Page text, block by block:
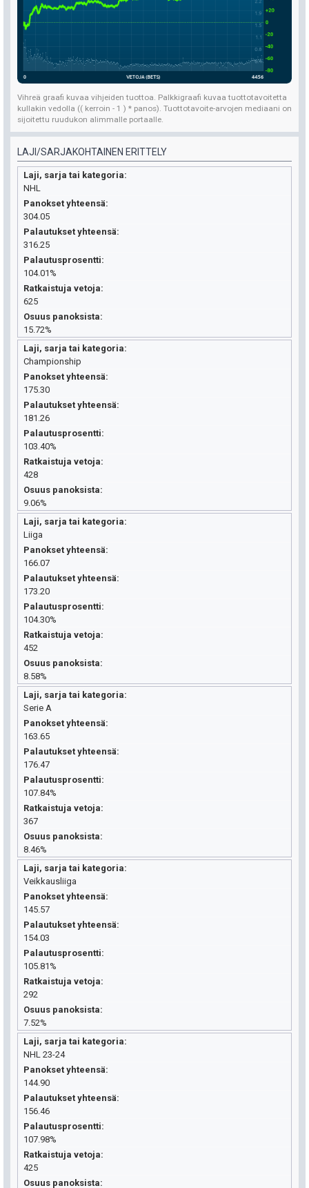
Vihreä graafi kuvaa vihjeiden tuottoa. Palkkigraafi kuvaa tuottotavoitetta
kullakin vedolla (( kerroin - 1 ) * panos). Tuottotavoite-arvojen mediaani on
sijoitettu ruudukon alimmalle portaalle.
LAJI/SARJAKOHTAINEN ERITTELY
Laji, sarja tai kategoria
NHL
Panokset yhteensä
304.05
Palautukset yhteensä
316.25
Palautusprosentti
104.01%
Ratkaistuja vetoja
625
Osuus panoksista
15.72%
Laji, sarja tai kategoria
Championship
Panokset yhteensä
175.30
Palautukset yhteensä
181.26
Palautusprosentti
103.40%
Ratkaistuja vetoja
428
Osuus panoksista
9.06%
Laji, sarja tai kategoria
Liiga
Panokset yhteensä
166.07
Palautukset yhteensä
173.20
Palautusprosentti
104.30%
Ratkaistuja vetoja
452
Osuus panoksista
8.58%
Laji, sarja tai kategoria
Serie A
Panokset yhteensä
163.65
Palautukset yhteensä
176.47
Palautusprosentti
107.84%
Ratkaistuja vetoja
367
Osuus panoksista
8.46%
Laji, sarja tai kategoria
Veikkausliiga
Panokset yhteensä
145.57
Palautukset yhteensä
154.03
Palautusprosentti
105.81%
Ratkaistuja vetoja
292
Osuus panoksista
7.52%
Laji, sarja tai kategoria
NHL 23-24
Panokset yhteensä
144.90
Palautukset yhteensä
156.46
Palautusprosentti
107.98%
Ratkaistuja vetoja
425
Osuus panoksista